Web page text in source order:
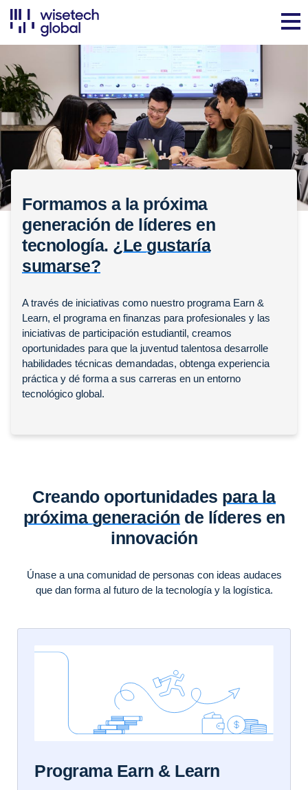
Formamos a la próxima
generación de líderes en
tecnología. ¿Le gustaría
sumarse?
A través de iniciativas como nuestro programa Earn &
Learn, el programa en finanzas para profesionales y las
iniciativas de participación estudiantil, creamos
oportunidades para que la juventud talentosa desarrolle
habilidades técnicas demandadas, obtenga experiencia
práctica y dé forma a sus carreras en un entorno
tecnológico global.
Creando oportunidades para la
próxima generación de líderes en
innovación
Únase a una comunidad de personas con ideas audaces
que dan forma al futuro de la tecnología y la logística.
Programa Earn & Learn